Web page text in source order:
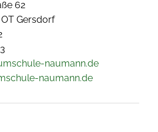
62
Gersdorf
naumann.de
naumann.de